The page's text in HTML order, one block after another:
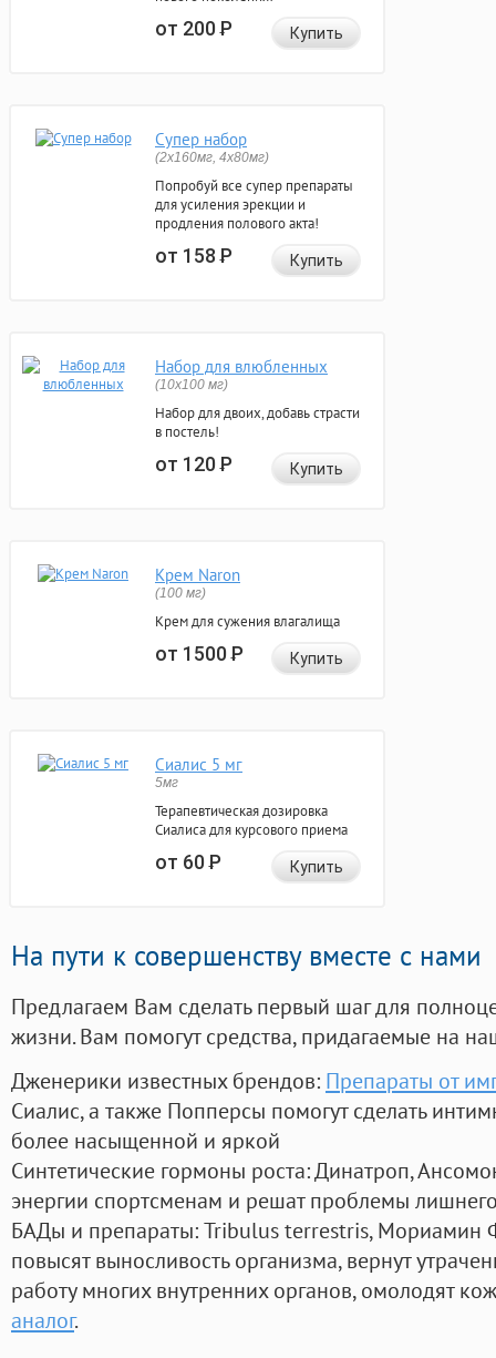
от 200Р Купить
Супер набор
(2х160мг, 4х80мг)
Попробуй все супер препараты
для усиления эрекции и
продления полового акта!
от 158Р Купить
Набор для влюбленных
(10х100 мг)
Набор для двоих, добавь страсти
в постель!
от 120Р Купить
Крем Naron
(100 мг)
Крем для сужения влагалища
от 1500Р Купить
Сиалис 5 мг
5мг
Терапевтическая дозировка
Сиалиса для курсового приема
от 60Р Купить
На пути к совершенству вместе с нами
Предлагаем Вам сделать первый шаг для
жизни. Вам помогут средства, придагаемые на
Дженерики известных брендов: Препараты от
Сиалис, а также Попперсы помогут сделать
более насыщенной и яркой
Синтетические гормоны роста: Динатроп,
энергии спортсменам и решат проблемы
БАДы и препараты:Tribulus terrestris, Мориамин
повысят выносливость организма, вернут
работу многих внутренних органов, омолодят
аналог.